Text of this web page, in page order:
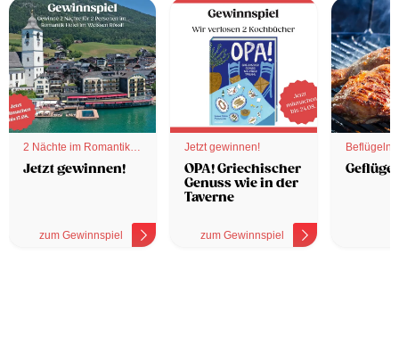
2 Nächte im Romantik
Hotel
Jetzt gewinnen!
zum Gewinnspiel
Jetzt gewinnen!
OPA! Griechischer
Genuss wie in der
Taverne
zum Gewinnspiel